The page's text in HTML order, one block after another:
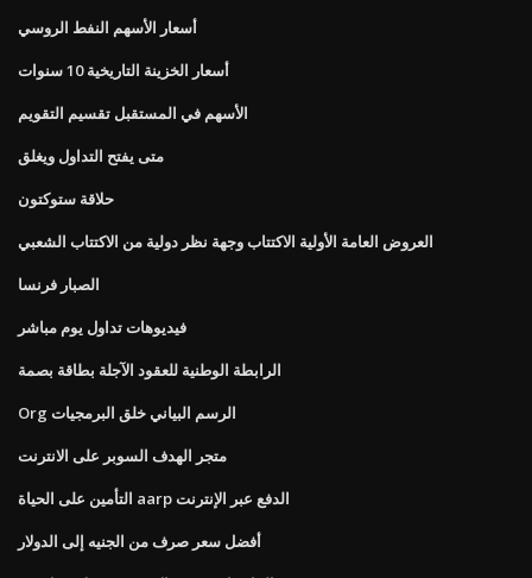
أسعار الأسهم النفط الروسي
أسعار الخزينة التاريخية 10 سنوات
الأسهم في المستقبل تقسيم التقويم
متى يفتح التداول ويغلق
حلاقة ستوكتون
العروض العامة الأولية الاكتتاب وجهة نظر دولية من الاكتتاب الشعبي
الصبار فرنسا
فيديوهات تداول يوم مباشر
الرابطة الوطنية للعقود الآجلة بطاقة بصمة
Org الرسم البياني خلق البرمجيات
متجر الهدف السوبر على الانترنت
التأمين على الحياة aarp الدفع عبر الإنترنت
أفضل سعر صرف من الجنيه إلى الدولار